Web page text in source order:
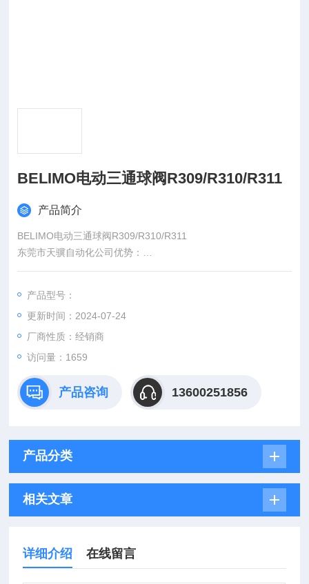
BELIMO电动三通球阀R309/R310/R311
产品简介
BELIMO电动三通球阀R309/R310/R311
东莞市天骥自动化公司优势：
1.欧美*，*，可提供海关进口报关单
产品型号：
更新时间：2024-07-24
厂商性质：经销商
访问量：1659
产品咨询 13600251856
产品分类
相关文章
详细介绍 在线留言